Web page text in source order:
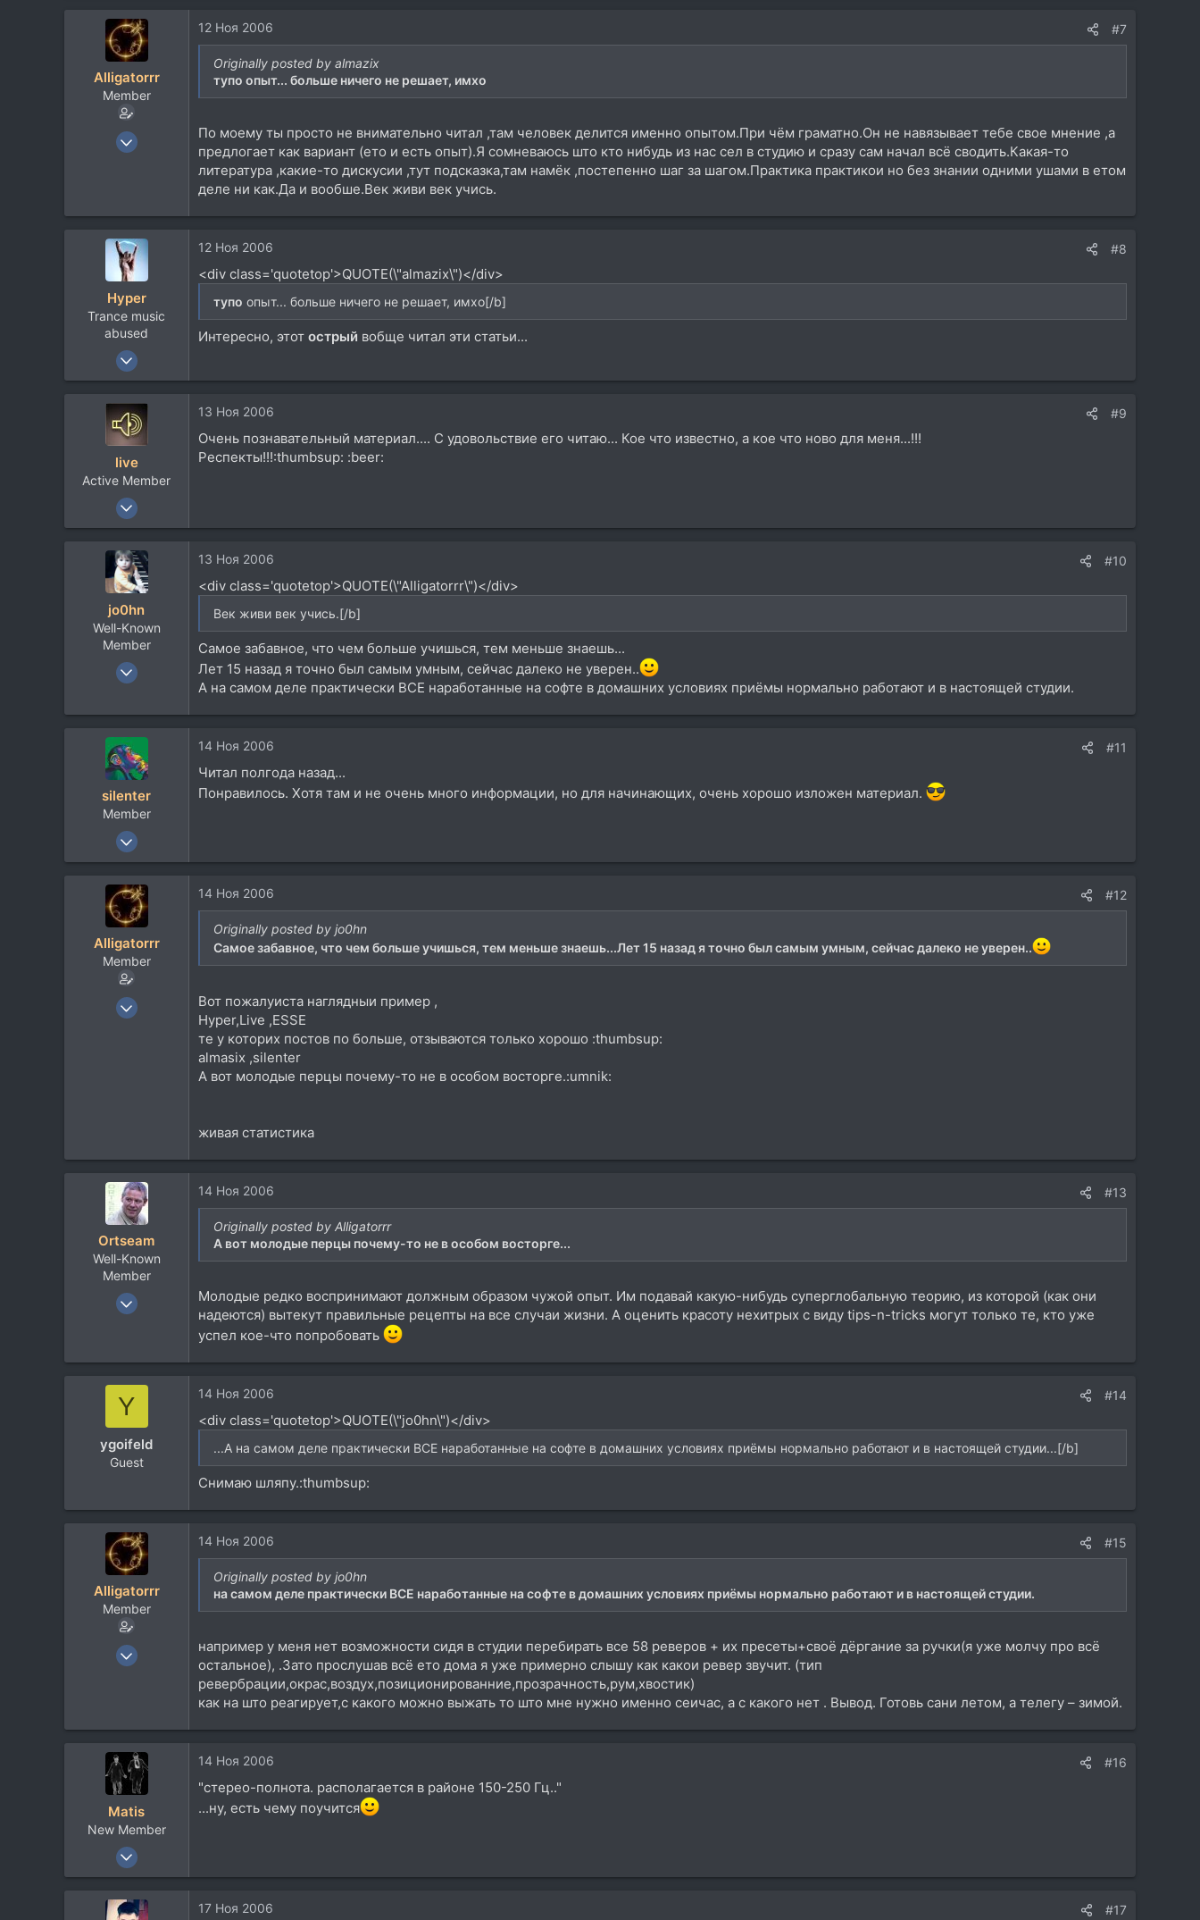
3.508
Запорожье
Alligatorrr
Member
22 Авг 2006
45
12 Ноя 2006 #7
Originally posted by almazix
тупо опыт... больше ничего не решает, имхо
По моему ты просто не внимательно читал ,там человек делится именно опытом.При чём граматно.Он не навязывает тебе свое мнение ,а
предлогает как вариант (ето и есть опыт).Я сомневаюсь што кто нибудь из нас сел в студию и сразу сам начал всё сводить.Какая-то
литература ,какие-то дискусии ,тут подсказка,там намёк ,постепенно шаг за шагом.Практика практикои но без знании одними ушами в етом
деле ни как.Да и вообше.Век живи век учись.
Hyper
Trance music
abused
25 Май 2006
1.949
Москва
12 Ноя 2006 #8
<div class='quotetop'>QUOTE(\"almazix\")</div>
тупо опыт... больше ничего не решает, имхо[/b]
Интересно, этот острый вобще читал эти статьи...
live
Active Member
13 Янв 2005
535
Ukraine Lviv
13 Ноя 2006 #9
Очень познавательный материал.... С удовольствие его читаю... Кое что известно, а кое что ново для меня...!!!
Респекты!!!:thumbsup: :beer:
jo0hn
Well-Known
Member
15 Ноя 2002
695
москва
boosty.to
13 Ноя 2006 #10
<div class='quotetop'>QUOTE(\"Alligatorrr\")</div>
Век живи век учись.[/b]
Самое забавное, что чем больше учишься, тем меньше знаешь...
Лет 15 назад я точно был самым умным, сейчас далеко не уверен..
А на самом деле практически ВСЕ наработанные на софте в домашних условиях приёмы нормально работают и в настоящей студии.
silenter
Member
12 Ноя 2006
14 Ноя 2006 #11
Читал полгода назад...
Понравилось. Хотя там и не очень много информации, но для начинающих, очень хорошо изложен материал.
Alligatorrr
Member
22 Авг 2006
14 Ноя 2006 #12
Originally posted by jo0hn
Самое забавное, что чем больше учишься, тем меньше знаешь...Лет 15 назад я точно был самым умным, сейчас далеко не уверен..
Вот пожалуиста наглядныи пример ,
Hyper,Live ,ESSE
те у которих постов по больше, отзываются только хорошо :thumbsup:
almasix ,silenter
А вот молодые перцы почему-то не в особом восторге.:umnik:
живая статистика
Ortseam
Well-Known
Member
28 Фев 2006
113
14 Ноя 2006 #13
Originally posted by Alligatorrr
А вот молодые перцы почему-то не в особом восторге...
Молодые редко воспринимают должным образом чужой опыт. Им подавай какую-нибудь суперглобальную теорию, из которой (как они
надеются) вытекут правильные рецепты на все случаи жизни. А оценить красоту нехитрых с виду tips-n-tricks могут только те, кто уже
успел кое-что попробовать
Y
ygoifeld
Guest
14 Ноя 2006 #14
<div class='quotetop'>QUOTE(\"jo0hn\")</div>
...А на самом деле практически ВСЕ наработанные на софте в домашних условиях приёмы нормально работают и в настоящей студии...[/b]
Снимаю шляпу.:thumbsup:
Alligatorrr
Member
22 Авг 2006
45
14 Ноя 2006 #15
Originally posted by jo0hn
на самом деле практически ВСЕ наработанные на софте в домашних условиях приёмы нормально работают и в настоящей студии.
например у меня нет возможности сидя в студии перебирать все 58 реверов + их пресеты+своё дёргание за ручки(я уже молчу про всё
остальное), .Зато прослушав всё ето дома я уже примерно слышу как какои ревер звучит. (тип
ревербрации,окрас,воздух,позиционированние,прозрачность,рум,хвостик)
как на што реагирует,с какого можно выжать то што мне нужно именно сеичас, a с какого нет . Вывод. Готовь сани летом, а телегу – зимой.
Matis
New Member
23 Сен 2005
484
14 Ноя 2006 #16
"стерео-полнота. располагается в районе 150-250 Гц.."
...ну, есть чему поучится
17 Ноя 2006 #17